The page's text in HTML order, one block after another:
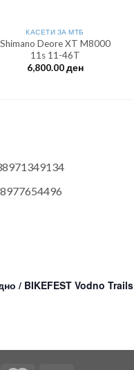
КАСЕТИ ЗА МТБ
Shimano Deore XT M8000
11s 11-46T
6,800.00ден
/ BIKEFEST Vodno Trails